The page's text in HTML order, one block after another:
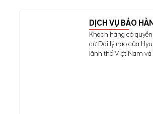
DỊCH VỤ BẢO
Khách hàng có
cứ Đại lý nào của
lãnh thổ Việt Nam và